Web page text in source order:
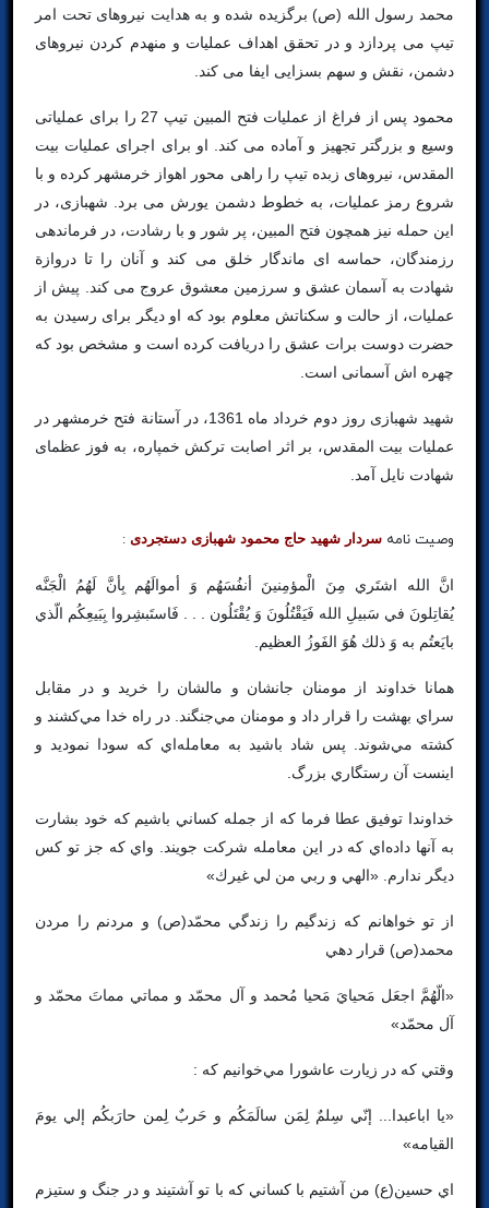
محمد رسول الله (ص) برگزیده شده و به هدایت نیروهای تحت امر
تیپ می پردازد و در تحقق اهداف عملیات و منهدم کردن نیروهای
دشمن، نقش و سهم بسزایی ایفا می کند.
محمود پس از فراغ از عملیات فتح المبین تیپ 27 را برای عملیاتی
وسیع و بزرگتر تجهیز و آماده می کند. او برای اجرای عملیات بیت
المقدس، نیروهای زبده تیپ را راهی محور اهواز خرمشهر کرده و با
شروع رمز عملیات، به خطوط دشمن یورش می برد. شهبازی، در
این حمله نیز همچون فتح المبین، پر شور و با رشادت، در فرماندهی
رزمندگان، حماسه ای ماندگار خلق می کند و آنان را تا دروازة
شهادت به آسمان عشق و سرزمین معشوق عروج می کند. پیش از
عملیات، از حالت و سکناتش معلوم بود که او دیگر برای رسیدن به
حضرت دوست برات عشق را دریافت کرده است و مشخص بود که
چهره اش آسمانی است.
شهید شهبازی روز دوم خرداد ماه 1361، در آستانة فتح خرمشهر در
عملیات بیت المقدس، بر اثر اصابت ترکش خمپاره، به فوز عظمای
شهادت نایل آمد.
وصیت نامه سردار شهید حاج محمود شهبازی دستجردی :
انَّ الله اشتَري مِنَ الْمؤمِنينَ أنفُسَهُم وَ أموالَهُم بِأنَّ لَهُمُ الْجَنَّه
يُقاتِلونَ في سَبيلِ الله فَيَقْتُلُونَ وَ يُقْتَلُون . . . فَاستَبشِروا بِبَيعِكُم الّذي
بايَعتُم به وَ ذلك هُوَ الفَوزُ العظيم.
همانا خداوند از مومنان جانشان و مالشان را خريد و در مقابل
سراي بهشت را قرار داد و مومنان مي‌جنگند. در راه خدا مي‌كشند و
كشته مي‌شوند. پس شاد باشيد به معامله‌اي كه سودا نموديد و
اينست آن رستگاري بزرگ.
خداوندا توفيق عطا فرما كه از جمله كساني باشيم كه خود بشارت
به آنها داده‌اي كه در اين معامله شركت جويند. واي كه جز تو كس
ديگر ندارم. «الهي و ربي من لي غيرك»
از تو خواهانم كه زندگيم را زندگي محمّد(ص) و مردنم را مردن
محمد(ص) قرار دهي
«الّهُمَّ اجعَل مَحيايَ مَحيا مُحمد و آل محمّد و مماتي مماتَ محمّد و
آل محمّد»
وقتي كه در زيارت عاشورا مي‌خوانيم كه :
«يا اباعبدا... إنّي سِلمٌ لِمَن سالَمَكُم و حَربٌ لِمن حارَبكُم إلي يومَ
القيامه»
اي حسين(ع) من آشتيم با كساني كه با تو آشتيند و در جنگ و ستيزم